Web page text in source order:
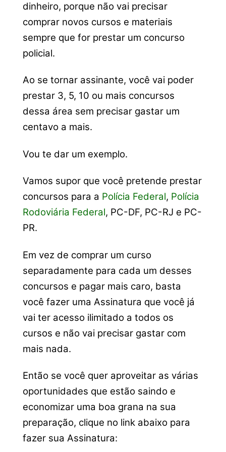
dinheiro, porque não vai precisar
comprar novos cursos e materiais
sempre que for prestar um concurso
policial.
Ao se tornar assinante, você vai poder
prestar 3, 5, 10 ou mais concursos
dessa área sem precisar gastar um
centavo a mais.
Vou te dar um exemplo.
Vamos supor que você pretende prestar
concursos para a Polícia Federal, Polícia
Rodoviária Federal, PC-DF, PC-RJ e PC-
PR.
Em vez de comprar um curso
separadamente para cada um desses
concursos e pagar mais caro, basta
você fazer uma Assinatura que você já
vai ter acesso ilimitado a todos os
cursos e não vai precisar gastar com
mais nada.
Então se você quer aproveitar as várias
oportunidades que estão saindo e
economizar uma boa grana na sua
preparação, clique no link abaixo para
fazer sua Assinatura: